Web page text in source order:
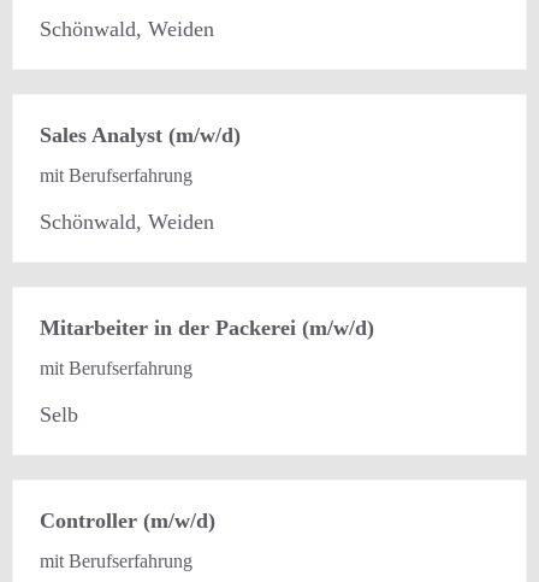
Schönwald, Weiden
Sales Analyst (m/w/d)
mit Berufserfahrung
Schönwald, Weiden
Mitarbeiter in der Packerei (m/w/d)
mit Berufserfahrung
Selb
Controller (m/w/d)
mit Berufserfahrung